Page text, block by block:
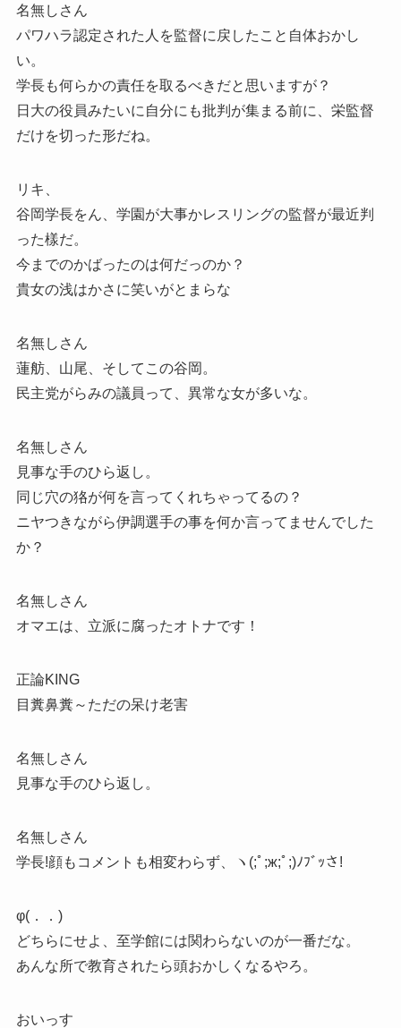
名無しさん
パワハラ認定された人を監督に戻したこと自体おかし
い。
学長も何らかの責任を取るべきだと思いますが？
日大の役員みたいに自分にも批判が集まる前に、栄監督
だけを切った形だね。
リキ、
谷岡学長をん、学園が大事かレスリングの監督が最近判
った樣だ。
今までのかばったのは何だっのか？
貴女の浅はかさに笑いがとまらな
名無しさん
蓮舫、山尾、そしてこの谷岡。
民主党がらみの議員って、異常な女が多いな。
名無しさん
見事な手のひら返し。
同じ穴の狢が何を言ってくれちゃってるの？
ニヤつきながら伊調選手の事を何か言ってませんでした
か？
名無しさん
オマエは、立派に腐ったオトナです！
正論KING
目糞鼻糞～ただの呆け老害
名無しさん
見事な手のひら返し。
名無しさん
学長!顔もコメントも相変わらず、ヽ(;ﾟ;ж;ﾟ;)ﾉﾌﾞｯさ!
φ(．．)
どちらにせよ、至学館には関わらないのが一番だな。
あんな所で教育されたら頭おかしくなるやろ。
おいっす